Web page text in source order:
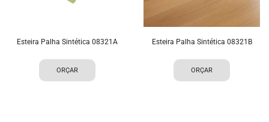
Esteira Palha Sintética 08321A
ORÇAR
Esteira Palha Sintética 08321B
ORÇAR